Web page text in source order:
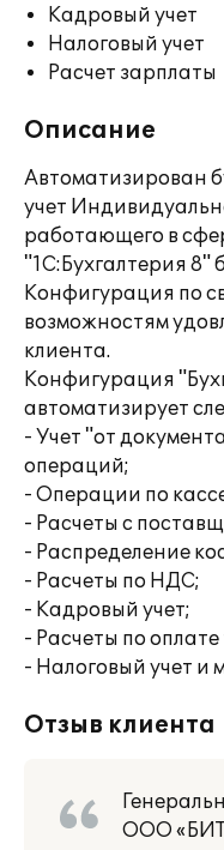
Кадровый учет
Налоговый учет
Расчет зарплаты
Описание
Автоматизирован
учет
работающего в
"1С:Бухгалтерия 8"
Конфигурация по
возможностям
клиента.
Конфигурация
автоматизирует
- Учет "от
операций;
- Операции по
- Расчеты с
- Распределение
- Расчеты по НДС;
- Кадровый учет;
- Расчеты по
- Налоговый учет и
Отзыв клиента
ООО